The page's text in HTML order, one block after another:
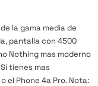
la gama media de
pantalla con 4500
Nothing mas moderno
tienes mas
el Phone 4a Pro. Nota: